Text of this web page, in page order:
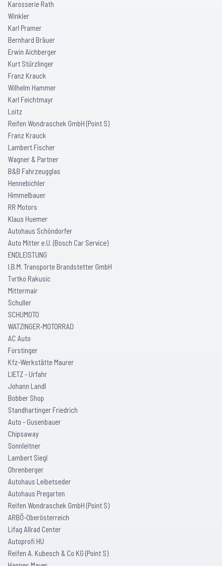
Karosserie Rath
Winkler
Karl Pramer
Bernhard Bräuer
Erwin Aichberger
Kurt Stürzlinger
Franz Krauck
Wilhelm Hammer
Karl Feichtmayr
Loitz
Reifen Wondraschek GmbH (Point S)
Franz Krauck
Lambert Fischer
Wagner & Partner
B&B Fahrzeugglas
Hennebichler
Himmelbauer
RR Motors
Klaus Huemer
Autohaus Schöndorfer
Auto Mitter e.U. (Bosch Car Service)
ENDLEISTUNG
I.B.M. Transporte Brandstetter GmbH
Tvrtko Rakusic
Mittermair
Schuller
SCHUMOTO
WATZINGER-MOTORRAD
AC Auto
Forstinger
Kfz-Werkstätte Maurer
LIETZ - Urfahr
Johann Landl
Bobber Shop
Standhartinger Friedrich
Auto - Gusenbauer
Chipsaway
Sonnleitner
Lambert Siegl
Ohrenberger
Autohaus Leibetseder
Autohaus Pregarten
Reifen Wondraschek GmbH (Point S)
ARBÖ-Oberösterreich
Lifag Allrad Center
Autoprofi HU
Reifen A. Kubesch & Co KG (Point S)